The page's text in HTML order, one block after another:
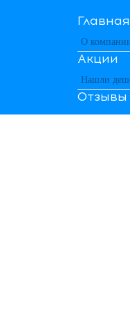
Главная
О
Акции
Нашли
Отзывы